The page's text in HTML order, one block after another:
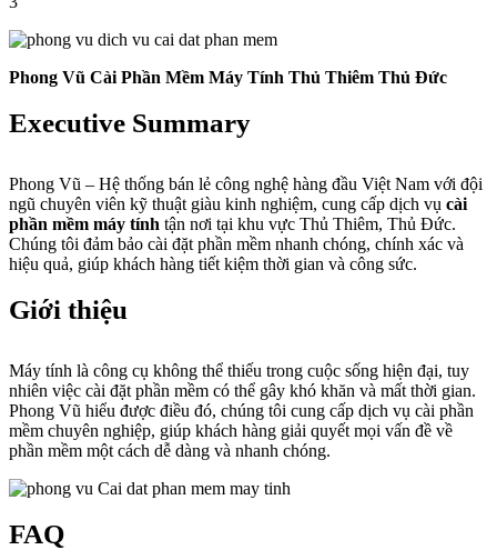
Phong Vũ Cài Phần Mềm Máy Tính Thủ Thiêm Thủ Đức
Executive Summary
Phong Vũ – Hệ thống bán lẻ công nghệ hàng đầu Việt Nam với đội
ngũ chuyên viên kỹ thuật giàu kinh nghiệm, cung cấp dịch vụ cài
phần mềm máy tính tận nơi tại khu vực Thủ Thiêm, Thủ Đức.
Chúng tôi đảm bảo cài đặt phần mềm nhanh chóng, chính xác và
hiệu quả, giúp khách hàng tiết kiệm thời gian và công sức.
Giới thiệu
Máy tính là công cụ không thể thiếu trong cuộc sống hiện đại, tuy
nhiên việc cài đặt phần mềm có thể gây khó khăn và mất thời gian.
Phong Vũ hiểu được điều đó, chúng tôi cung cấp dịch vụ cài phần
mềm chuyên nghiệp, giúp khách hàng giải quyết mọi vấn đề về
phần mềm một cách dễ dàng và nhanh chóng.
FAQ